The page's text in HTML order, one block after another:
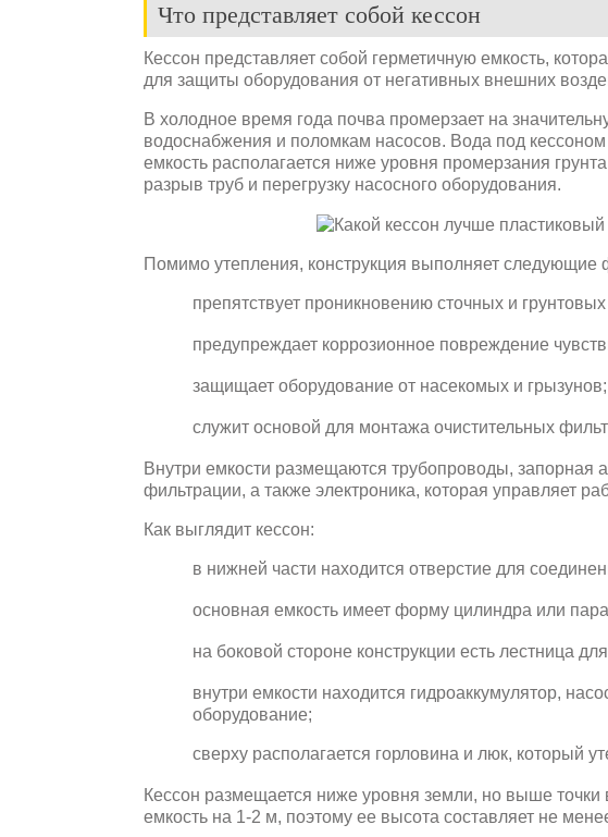
Что представляет собой кессон
Кессон представляет собой герметичную емкость,
для защиты оборудования от негативных внешних
В холодное время года почва промерзает на
водоснабжения и поломкам насосов. Вода под кессоном
емкость располагается ниже уровня промерзания
разрыв труб и перегрузку насосного оборудования.
Помимо утепления, конструкция выполняет следующие
препятствует проникновению сточных и
предупреждает коррозионное повреждение
защищает оборудование от насекомых и грызунов;
служит основой для монтажа очистительных
Внутри емкости размещаются трубопроводы, запорная
фильтрации, а также электроника, которая управляет
Как выглядит кессон:
в нижней части находится отверстие для
основная емкость имеет форму цилиндра или
на боковой стороне конструкции есть лестница
внутри емкости находится гидроаккумулятор,
оборудование;
сверху располагается горловина и люк, который
Кессон размещается ниже уровня земли, но выше точки
емкость на 1-2 м, поэтому ее высота составляет не